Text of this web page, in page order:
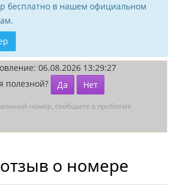
бесплатно в нашем официальном
06.08.2026 13:29:27
полезной?
Да Нет
номер, сообщите о проблеме
отзыв о номере